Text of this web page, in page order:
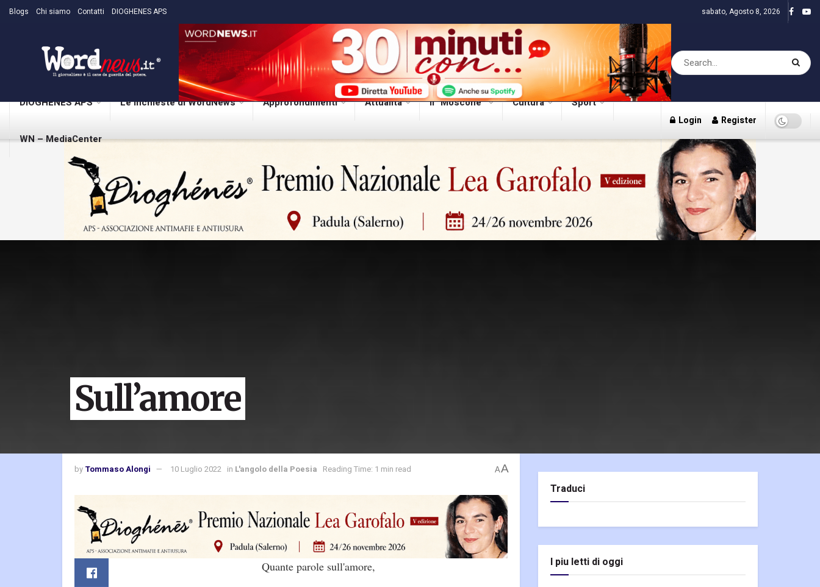
Blogs Chi siamo Contatti DIOGHENES APS sabato, Agosto 8, 2026
DIOGHENES APS Le inchieste di WordNews Approfondimenti Attualità Il “Moscone” Cultura Sport
WN – MediaCenter
Login Register
Sull’amore
by Tommaso Alongi 10 Luglio 2022 in L'angolo della Poesia Reading Time: 1 min read AA
Quante parole sull'amore,
Traduci
I piu letti di oggi